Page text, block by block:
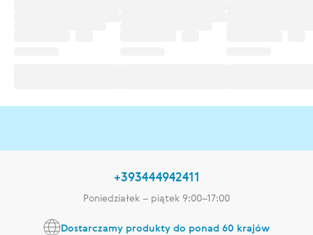
+393444942411
Poniedziałek – piątek 9:00–17:00
Dostarczamy produkty do ponad 60 krajów